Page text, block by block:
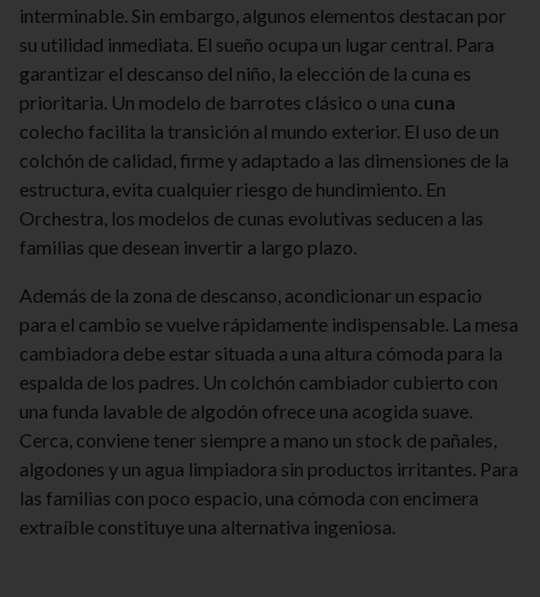
interminable. Sin embargo, algunos elementos destacan por
su utilidad inmediata. El sueño ocupa un lugar central. Para
garantizar el descanso del niño, la elección de la cuna es
prioritaria. Un modelo de barrotes clásico o una cuna
colecho facilita la transición al mundo exterior. El uso de un
colchón de calidad, firme y adaptado a las dimensiones de la
estructura, evita cualquier riesgo de hundimiento. En
Orchestra, los modelos de cunas evolutivas seducen a las
familias que desean invertir a largo plazo.
Además de la zona de descanso, acondicionar un espacio
para el cambio se vuelve rápidamente indispensable. La mesa
cambiadora debe estar situada a una altura cómoda para la
espalda de los padres. Un colchón cambiador cubierto con
una funda lavable de algodón ofrece una acogida suave.
Cerca, conviene tener siempre a mano un stock de pañales,
algodones y un agua limpiadora sin productos irritantes. Para
las familias con poco espacio, una cómoda con encimera
extraíble constituye una alternativa ingeniosa.